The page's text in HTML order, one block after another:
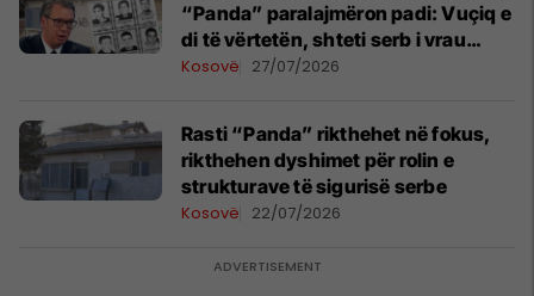
“Panda” paralajmëron padi: Vuçiq e
di të vërtetën, shteti serb i vrau
fëmijët tanë
Kosovë 27/07/2026
Rasti “Panda” rikthehet në fokus,
rikthehen dyshimet për rolin e
strukturave të sigurisë serbe
Kosovë 22/07/2026